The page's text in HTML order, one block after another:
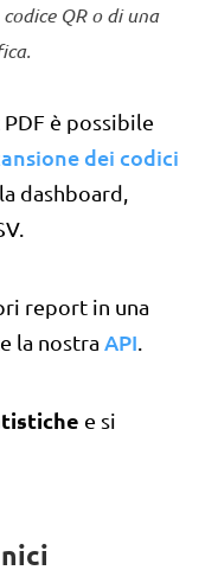
QR o di una
è possibile
dei codici
dashboard,
report in una
la nostra API
e si